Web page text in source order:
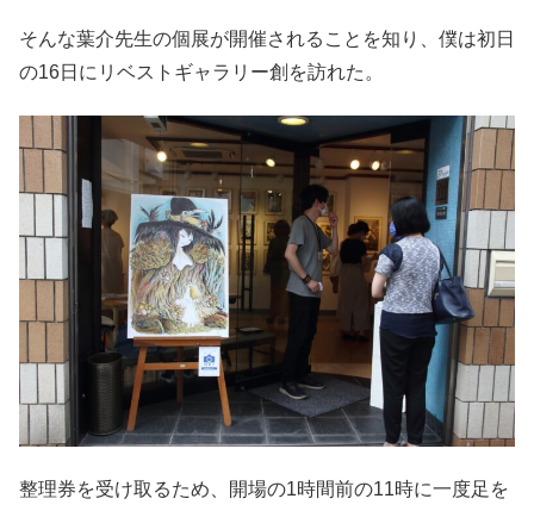
そんな葉介先生の個展が開催されることを知り、僕は初日
の16日にリベストギャラリー創を訪れた。
整理券を受け取るため、開場の1時間前の11時に一度足を